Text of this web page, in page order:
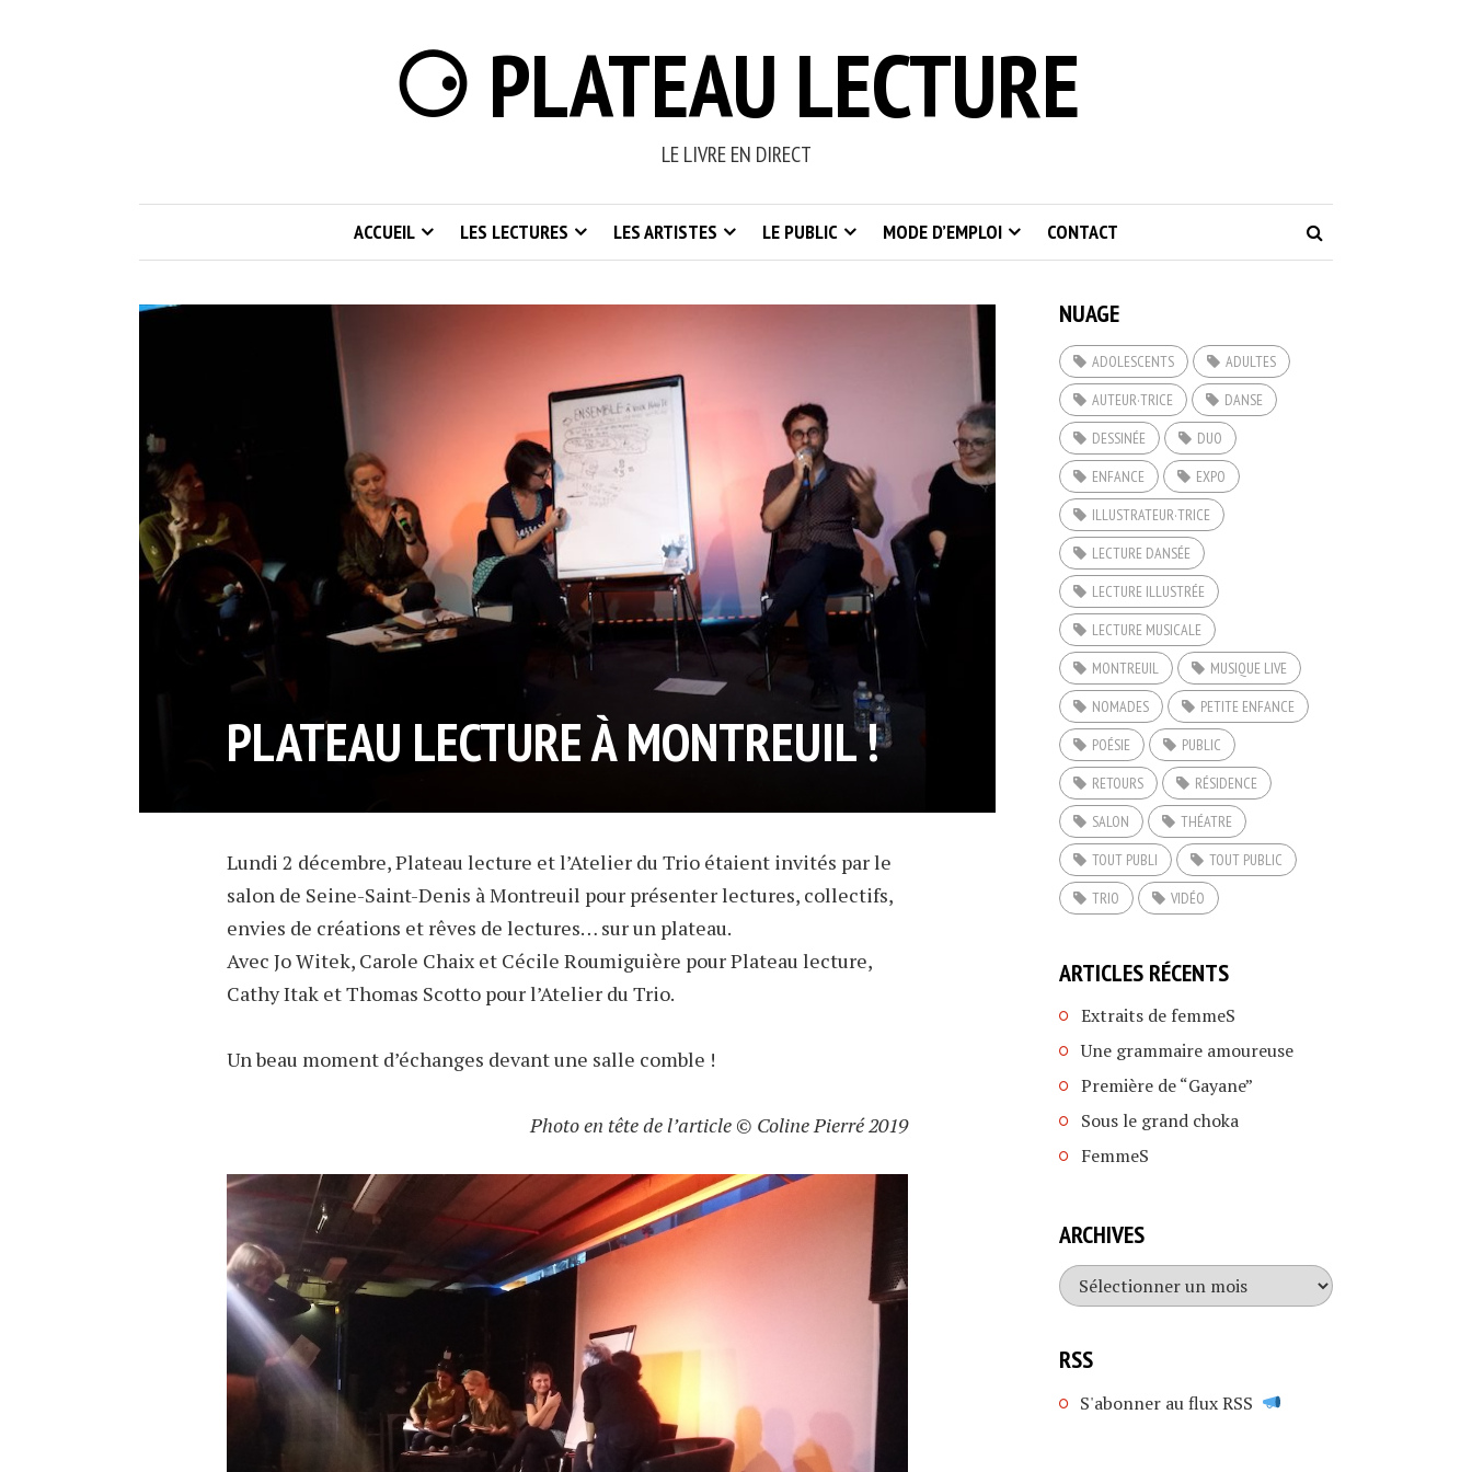
⚆ PLATEAU LECTURE
LE LIVRE EN DIRECT
ACCUEIL LES LECTURES LES ARTISTES LE PUBLIC MODE D’EMPLOI CONTACT
PLATEAU LECTURE À MONTREUIL !
Lundi 2 décembre, Plateau lecture et l’Atelier du Trio étaient invités par le
salon de Seine-Saint-Denis à Montreuil pour présenter lectures, collectifs,
envies de créations et rêves de lectures… sur un plateau.
Avec Jo Witek, Carole Chaix et Cécile Roumiguière pour Plateau lecture,
Cathy Itak et Thomas Scotto pour l’Atelier du Trio.
Un beau moment d’échanges devant une salle comble !
Photo en tête de l’article © Coline Pierré 2019
NUAGE
ADOLESCENTS
ADULTES
AUTEUR·TRICE
DANSE
DESSINÉE
DUO
ENFANCE
EXPO
ILLUSTRATEUR·TRICE
LECTURE DANSÉE
LECTURE ILLUSTRÉE
LECTURE MUSICALE
MONTREUIL
MUSIQUE LIVE
NOMADES
PETITE ENFANCE
POÉSIE
PUBLIC
RETOURS
RÉSIDENCE
SALON
THÉATRE
TOUT PUBLI
TOUT PUBLIC
TRIO
VIDÉO
ARTICLES RÉCENTS
Extraits de femmeS
Une grammaire amoureuse
Première de “Gayane”
Sous le grand choka
FemmeS
ARCHIVES
Archives
RSS
S'abonner au flux RSS